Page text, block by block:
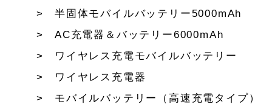
半固体モバイルバッテリー5000mAh
AC充電器＆バッテリー6000mAh
ワイヤレス充電モバイルバッテリー
ワイヤレス充電器
モバイルバッテリー（高速充電タイプ）